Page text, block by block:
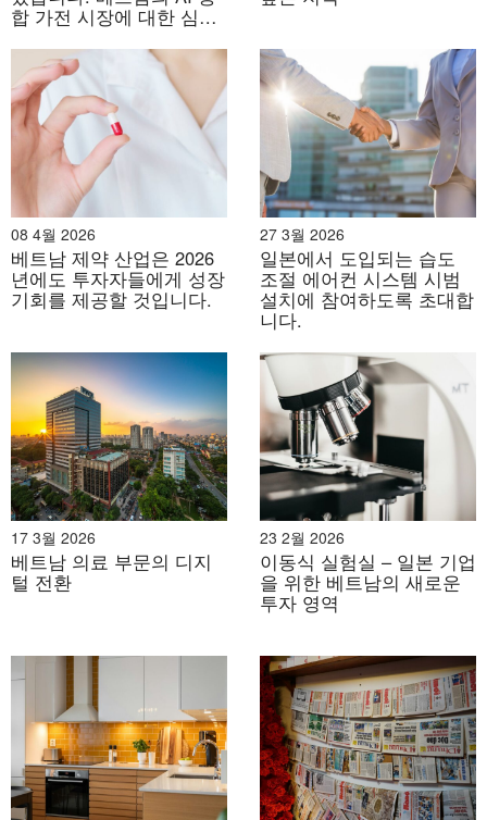
AMOLED 디스플레이, 다중 대역 GNSS 및 고급 트레이닝
분석 기능을 갖추고 있어 전문가와 일반 사용자 모두에게
매력적입니다.
.
출처: vietnam.vn
- 사과:Apple Watch는 ECG, SpO₂, 낙상 감지 등 고급 기
능을 탑재하여 하이엔드 시장을 장악하고 있습니다. 특히
베트남은제조 허브 Apple Watch 및 AirPods용[13], 다음
럭스셰어-ICT현지 사업을 확대
합니다.
합 가전 시장에 대한 심층
08 4월 2026
베트남 제약 산업은 2026
년에도 투자자들에게 성장
기회를 제공할 것입니다.
27 3월 2026
일본에서 도입되는 습도
조절 에어컨 시스템 시범
설치에 참여하도록 초대합
니다.
17 3월 2026
베트남 의료 부문의 디지
털 전환
23 2월 2026
이동식 실험실 – 일본 기업
을 위한 베트남의 새로운
투자 영역